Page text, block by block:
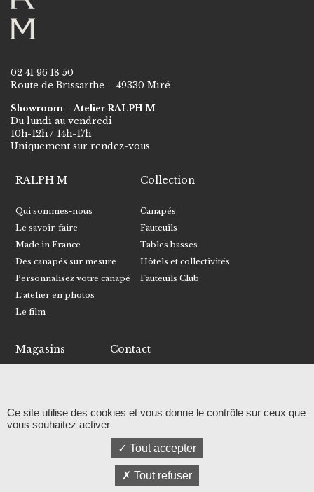
02 41 96 18 50
Route de Brissarthe – 49330 Miré
Showroom – Atelier RALPH M
Du lundi au vendredi
10h-12h / 14h-17h
Uniquement sur rendez-vous
RALPH M
Qui sommes-nous
Le savoir-faire
Made in France
Des canapés sur mesure
Personnalisez votre canapé
L’atelier en photos
Le film
Collection
Canapés
Fauteuils
Tables basses
Hôtels et collectivités
Fauteuils Club
Magasins Contact
Facebook
Linkedin
Relation presse
Ce site utilise des cookies et vous donne le contrôle sur ceux que
vous souhaitez activer
Tout accepter
Tout refuser